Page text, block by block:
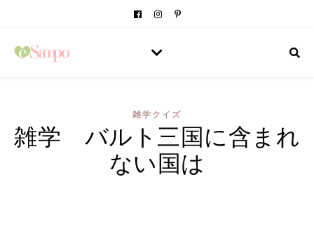
雑学クイズ
雑学 バルト三国に含まれ
ない国は